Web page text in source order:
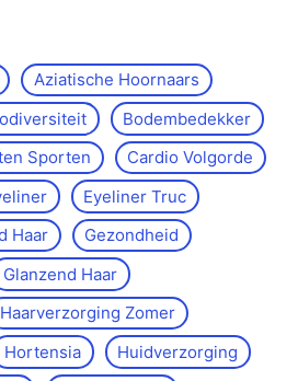
Aziatische Hoornaars
Bodembedekker
Sporten
Cardio Volgorde
Eyeliner Truc
Haar
Gezondheid
Glanzend Haar
Haarverzorging Zomer
Hortensia
Huidverzorging